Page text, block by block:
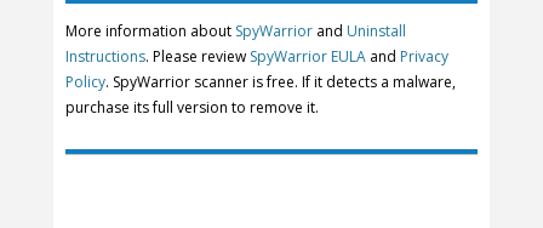
More information about SpyWarrior and Uninstall
Instructions. Please review SpyWarrior EULA and Privacy
Policy. SpyWarrior scanner is free. If it detects a malware,
purchase its full version to remove it.